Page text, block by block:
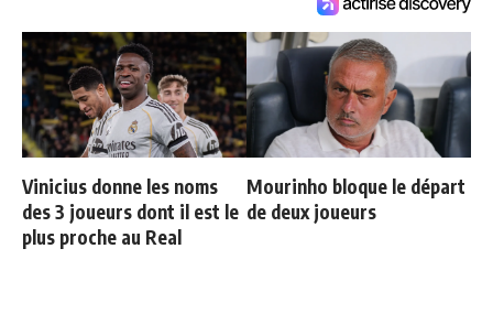
Vinicius donne les noms
des 3 joueurs dont il est le
plus proche au Real
Mourinho bloque le départ
de deux joueurs